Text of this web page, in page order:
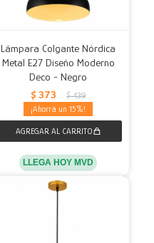
Lámpara Colgante Nórdica
Metal E27 Diseño Moderno
Deco - Negro
$ 373 $ 439
15
LLEGA HOY MVD